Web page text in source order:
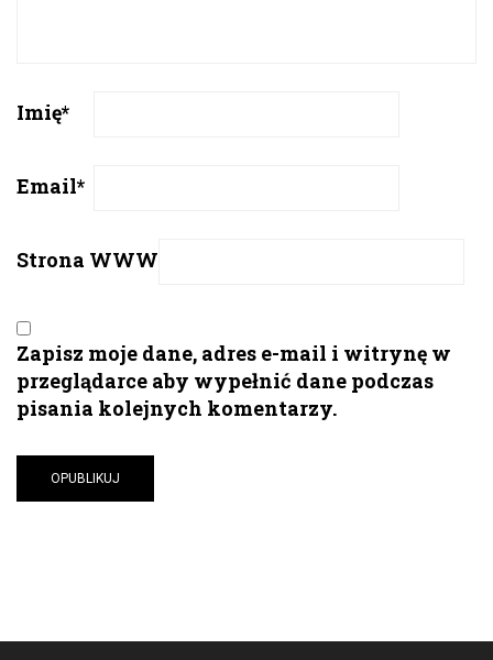
Imię*
Email*
Strona WWW
Zapisz moje dane, adres e-mail i witrynę w
przeglądarce aby wypełnić dane podczas
pisania kolejnych komentarzy.